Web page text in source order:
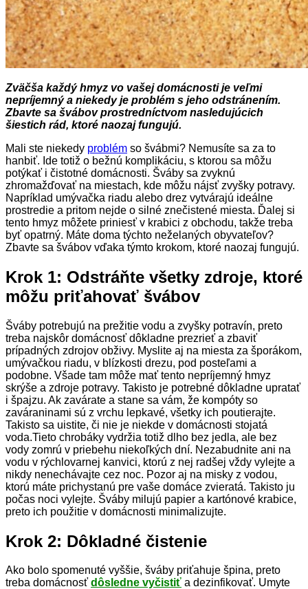
Zväčša každý hmyz vo vašej domácnosti je veľmi
nepríjemný a niekedy je problém s jeho odstránením.
Zbavte sa švábov prostredníctvom nasledujúcich
šiestich rád, ktoré naozaj fungujú.
Mali ste niekedy problém so švábmi? Nemusíte sa za to
hanbiť. Ide totiž o bežnú komplikáciu, s ktorou sa môžu
potýkať i čistotné domácnosti. Šváby sa zvyknú
zhromažďovať na miestach, kde môžu nájsť zvyšky potravy.
Napríklad umývačka riadu alebo drez vytvárajú ideálne
prostredie a pritom nejde o silné znečistené miesta. Ďalej si
tento hmyz môžete priniesť v krabici z obchodu, takže treba
byť opatrný. Máte doma týchto neželaných obyvateľov?
Zbavte sa švábov vďaka týmto krokom, ktoré naozaj fungujú.
Krok 1: Odstráňte všetky zdroje, ktoré
môžu priťahovať švábov
Šváby potrebujú na prežitie vodu a zvyšky potravín, preto
treba najskôr domácnosť dôkladne prezrieť a zbaviť
prípadných zdrojov obživy. Myslite aj na miesta za šporákom,
umývačkou riadu, v blízkosti drezu, pod posteľami a
podobne. Všade tam môže mať tento nepríjemný hmyz
skrýše a zdroje potravy. Takisto je potrebné dôkladne upratať
i špajzu. Ak zavárate a stane sa vám, že kompóty so
zaváraninami sú z vrchu lepkavé, všetky ich poutierajte.
Takisto sa uistite, či nie je niekde v domácnosti stojatá
voda.Tieto chrobáky vydržia totiž dlho bez jedla, ale bez
vody zomrú v priebehu niekoľkých dní. Nezabudnite ani na
vodu v rýchlovarnej kanvici, ktorú z nej radšej vždy vylejte a
nikdy nenechávajte cez noc. Pozor aj na misky z vodou,
ktorú máte prichystanú pre vaše domáce zvieratá. Takisto ju
počas noci vylejte. Šváby milujú papier a kartónové krabice,
preto ich použitie v domácnosti minimalizujte.
Krok 2: Dôkladné čistenie
Ako bolo spomenuté vyššie, šváby priťahuje špina, preto
treba domácnosť dôsledne vyčistiť a dezinfikovať. Umyte